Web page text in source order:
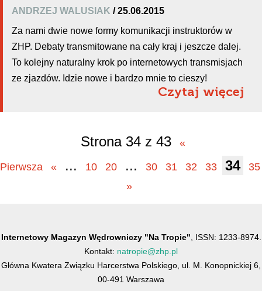
ANDRZEJ WALUSIAK / 25.06.2015
Za nami dwie nowe formy komunikacji instruktorów w
ZHP. Debaty transmitowane na cały kraj i jeszcze dalej.
To kolejny naturalny krok po internetowych transmisjach
ze zjazdów. Idzie nowe i bardzo mnie to cieszy!
Czytaj więcej
Strona 34 z 43 «
Pierwsza « ... 10 20 ... 30 31 32 33 34
35
»
Internetowy Magazyn Wędrowniczy "Na Tropie" , ISSN: 1233-8974.
Kontakt: natropie@zhp.pl
Główna Kwatera Związku Harcerstwa Polskiego, ul. M. Konopnickiej 6,
00-491 Warszawa